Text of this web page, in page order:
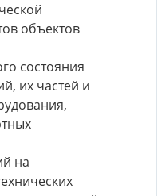
объектов
состояния
их частей и
на